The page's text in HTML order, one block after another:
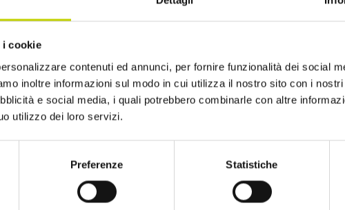
i cookie
contenuti ed annunci, per fornire funzionalità dei social
inoltre informazioni sul modo in cui utilizza il nostro sito con i
e social media, i quali potrebbero combinarle con altre
utilizzo dei loro servizi.
Preferenze Statistiche
e dilemmi: uno sguardo sul
dei giochi
COSTRUIRE IL FUTURO"IN COLLABORAZIONE
nel contesto globale